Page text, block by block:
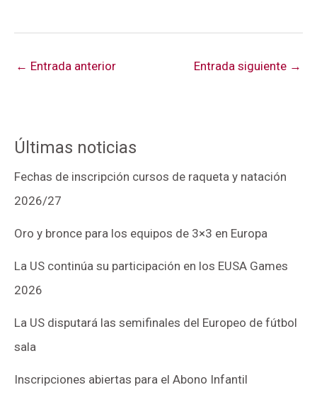
← Entrada anterior Entrada siguiente →
Últimas noticias
Fechas de inscripción cursos de raqueta y natación
2026/27
Oro y bronce para los equipos de 3×3 en Europa
La US continúa su participación en los EUSA Games
2026
La US disputará las semifinales del Europeo de fútbol
sala
Inscripciones abiertas para el Abono Infantil